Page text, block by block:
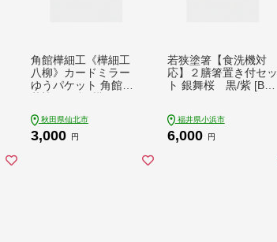
角館樺細工《樺細工
八柳》カードミラー
ゆうパケット 角館工
手作り 秋田県 仙北市]
秋田県仙北市
3,000 円
若狭塗箸【食洗機対
応】２膳箸置き付セッ
ト 銀舞桜 黒/紫 [BF
福井県小浜市
6,000 円